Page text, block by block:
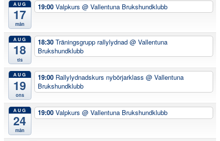
AUG
17
mån
19:00 Valpkurs @ Vallentuna Brukshundklubb
AUG
18
tis
18:30 Träningsgrupp rallylydnad @ Vallentuna
Brukshundklubb
AUG
19
ons
19:00 Rallylydnadskurs nybörjarklass @ Vallentuna
Brukshundklubb
AUG
24
mån
19:00 Valpkurs @ Vallentuna Brukshundklubb